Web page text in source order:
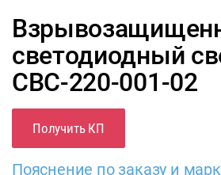
светодиодный
CВС-220-001-02
Получить КП
Пояснение по заказу и